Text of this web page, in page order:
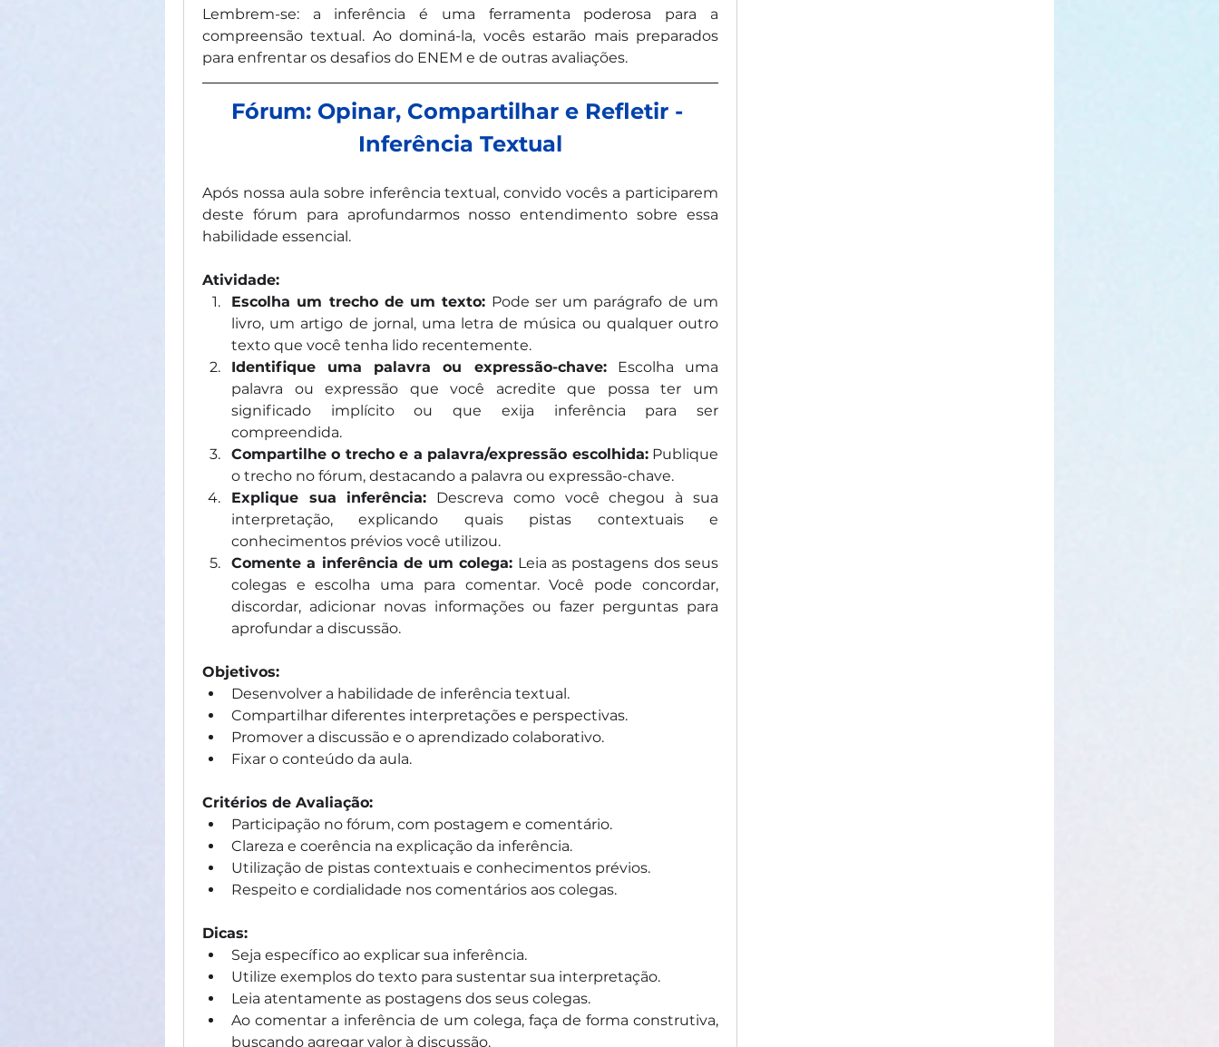
Lembrem-se: a inferência é uma ferramenta poderosa para a
compreensão textual. Ao dominá-la, vocês estarão mais preparados
para enfrentar os desafios do ENEM e de outras avaliações.
Fórum: Opinar, Compartilhar e Refletir -
Inferência Textual
Após nossa aula sobre inferência textual, convido vocês a participarem
deste fórum para aprofundarmos nosso entendimento sobre essa
habilidade essencial.
Atividade:
Escolha um trecho de um texto: Pode ser um parágrafo de um
livro, um artigo de jornal, uma letra de música ou qualquer outro
texto que você tenha lido recentemente.
Identifique uma palavra ou expressão-chave: Escolha uma
palavra ou expressão que você acredite que possa ter um
significado implícito ou que exija inferência para ser
compreendida.
Compartilhe o trecho e a palavra/expressão escolhida: Publique
o trecho no fórum, destacando a palavra ou expressão-chave.
Explique sua inferência: Descreva como você chegou à sua
interpretação, explicando quais pistas contextuais e
conhecimentos prévios você utilizou.
Comente a inferência de um colega: Leia as postagens dos seus
colegas e escolha uma para comentar. Você pode concordar,
discordar, adicionar novas informações ou fazer perguntas para
aprofundar a discussão.
Objetivos:
Desenvolver a habilidade de inferência textual.
Compartilhar diferentes interpretações e perspectivas.
Promover a discussão e o aprendizado colaborativo.
Fixar o conteúdo da aula.
Critérios de Avaliação:
Participação no fórum, com postagem e comentário.
Clareza e coerência na explicação da inferência.
Utilização de pistas contextuais e conhecimentos prévios.
Respeito e cordialidade nos comentários aos colegas.
Dicas:
Seja específico ao explicar sua inferência.
Utilize exemplos do texto para sustentar sua interpretação.
Leia atentamente as postagens dos seus colegas.
Ao comentar a inferência de um colega, faça de forma construtiva,
buscando agregar valor à discussão.